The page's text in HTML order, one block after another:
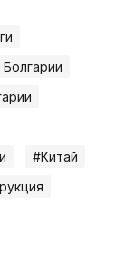
#Китай